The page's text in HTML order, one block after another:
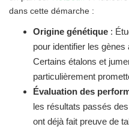
dans cette démarche :
Origine génétique :
pour identifier les
Certains étalons et
particulièrement
Évaluation des
les résultats passés
ont déjà fait preuve de